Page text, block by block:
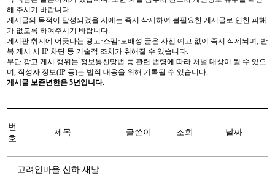
해 주시기 바랍니다.
게시글의 목적이 달성되었을 시에는 즉시 삭제하여 불필요한 게시글로 인한 피해
가 없도록 하여주시기 바랍니다.
게시판 취지에 어긋나는 광고·스팸·도배성 글은 사전 예고 없이 즉시 삭제되며, 반
복 게시 시 IP 차단 등 기술적 조치가 취해질 수 있습니다.
무단 광고 게시 행위는 정보통신망법 등 관련 법령에 따라 처벌 대상이 될 수 있으
며, 작성자 정보(IP 등)는 법적 대응을 위해 기록될 수 있습니다.
게시글 보존년한은 5년입니다.
번
호
제목 글쓴이 조회 날짜
고려인마을 산하 새날